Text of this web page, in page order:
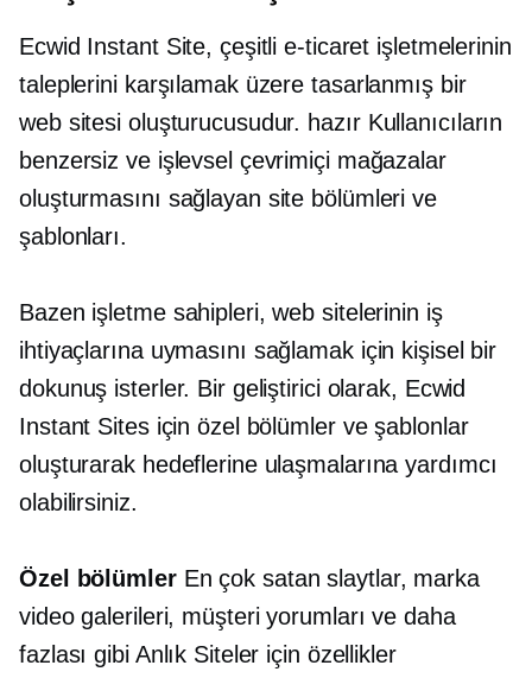
Ecwid Instant Site, çeşitli e-ticaret işletmelerinin
taleplerini karşılamak üzere tasarlanmış bir
web sitesi oluşturucusudur. hazırKullanıcıların
benzersiz ve işlevsel çevrimiçi mağazalar
oluşturmasını sağlayan site bölümleri ve
şablonları.
Bazen işletme sahipleri, web sitelerinin iş
ihtiyaçlarına uymasını sağlamak için kişisel bir
dokunuş isterler. Bir geliştirici olarak, Ecwid
Instant Sites için özel bölümler ve şablonlar
oluşturarak hedeflerine ulaşmalarına yardımcı
olabilirsiniz.
Özel bölümlerEn çok satan slaytlar, marka
video galerileri, müşteri yorumları ve daha
fazlası gibi Anlık Siteler için özellikler